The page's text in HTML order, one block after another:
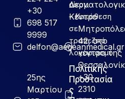
+30
698 517
9999
delfon@aegeanmedical.gr
25ης
Μαρτίου
Κέντρο
42, στο
κέντρο της
+30
2310
οίκον
– Κατάθεση
σε
τραπεζικό
λογαριασμό
Πολιτικής
Προστασία
ς